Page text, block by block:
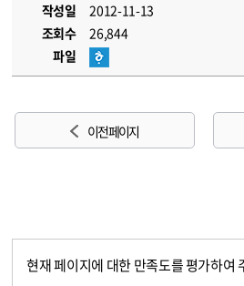
작성일
2012-11-13
조회수
26,844
파일
이전 페이지
현재 페이지에 대한 만족도를 평가하여